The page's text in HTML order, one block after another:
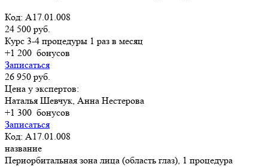
Код: A17.01.008
24 500 руб.
Курс 3-4 процедуры 1 раз в месяц
+1 200 бонусов
Записаться
26 950 руб.
Цена у экспертов:
Наталья Шевчук, Анна Нестерова
+1 300 бонусов
Записаться
Код: A17.01.008
название
Периорбитальная зона лица (область глаз), 1 процедура